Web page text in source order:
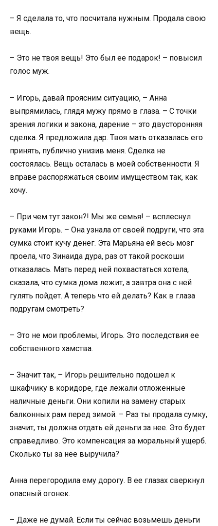
– Я сделала то, что посчитала нужным. Продала свою
вещь.
– Это не твоя вещь! Это был ее подарок! – повысил
голос муж.
– Игорь, давай проясним ситуацию, – Анна
выпрямилась, глядя мужу прямо в глаза. – С точки
зрения логики и закона, дарение – это двусторонняя
сделка. Я предложила дар. Твоя мать отказалась его
принять, публично унизив меня. Сделка не
состоялась. Вещь осталась в моей собственности. Я
вправе распоряжаться своим имуществом так, как
хочу.
– При чем тут закон?! Мы же семья! – всплеснул
руками Игорь. – Она узнала от своей подруги, что эта
сумка стоит кучу денег. Эта Марьяна ей весь мозг
проела, что Зинаида дура, раз от такой роскоши
отказалась. Мать перед ней похвастаться хотела,
сказала, что сумка дома лежит, а завтра она с ней
гулять пойдет. А теперь что ей делать? Как в глаза
подругам смотреть?
– Это не мои проблемы, Игорь. Это последствия ее
собственного хамства.
– Значит так, – Игорь решительно подошел к
шкафчику в коридоре, где лежали отложенные
наличные деньги. Они копили на замену старых
балконных рам перед зимой. – Раз ты продала сумку,
значит, ты должна отдать ей деньги за нее. Это будет
справедливо. Это компенсация за моральный ущерб.
Сколько ты за нее выручила?
Анна перегородила ему дорогу. В ее глазах сверкнул
опасный огонек.
– Даже не думай. Если ты сейчас возьмешь деньги